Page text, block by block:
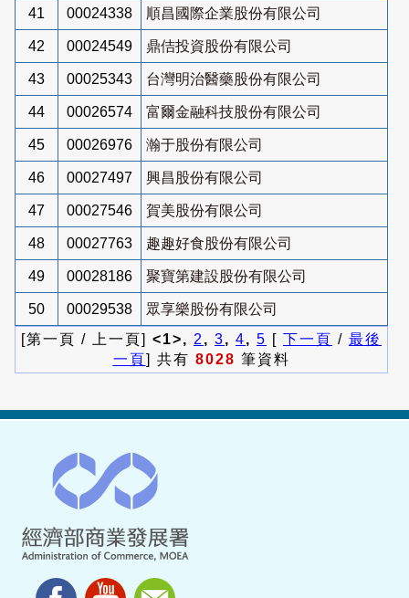
41 00024338 順昌國際企業股份有限公司
42 00024549 鼎佶投資股份有限公司
43 00025343 台灣明治醫藥股份有限公司
44 00026574 富爾金融科技股份有限公司
45 00026976 瀚于股份有限公司
46 00027497 興昌股份有限公司
47 00027546 賀美股份有限公司
48 00027763 趣趣好食股份有限公司
49 00028186 聚寶第建設股份有限公司
50 00029538
眾享樂股份有限公司
[第一頁 / 上一頁] <1>, 2 , 3, 4, 5 [ 下一頁 / 最後
一頁] 共有 8028 筆資料